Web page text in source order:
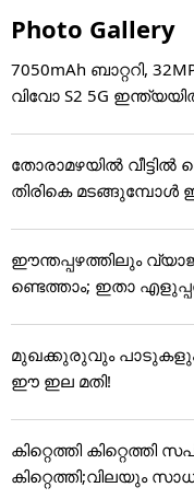
Photo Gallery
7050mAh ബാറ്ററി,
വിവോ S2 5G
തോരാമഴയിൽ വീട്ടിൽ
തിരികെ മടങ്ങുമ്പോൾ
ഈന്തപ്പഴത്തിലും
ണ്ടെത്താം; ഇതാ
മുഖക്കുരുവും പാടുകളും
ഈ ഇല മതി!
കിറ്റെത്തി
കിറ്റെത്തി;വിലയും